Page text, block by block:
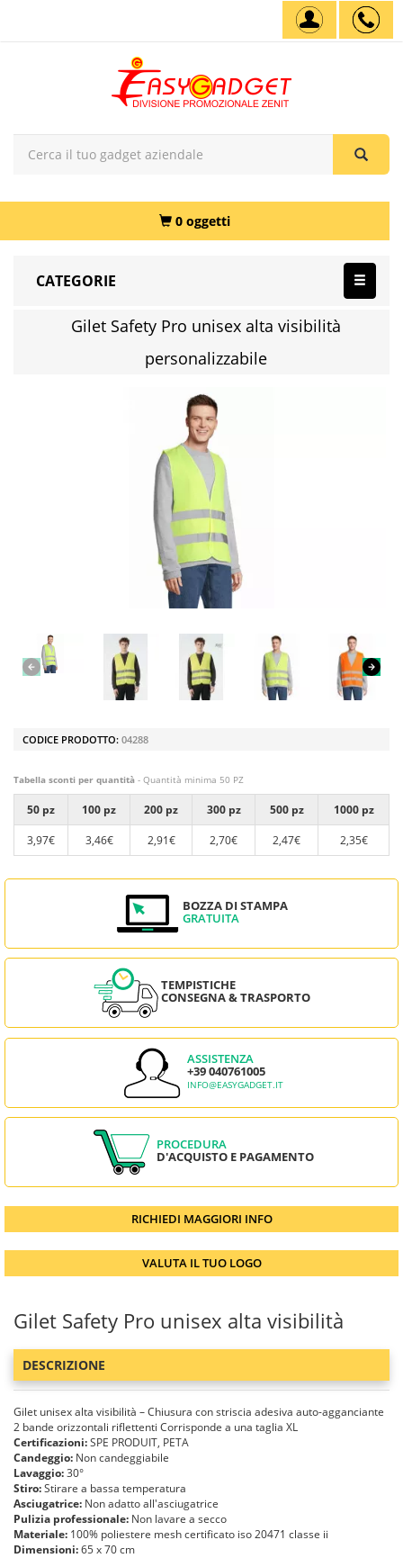
0 oggetti
CATEGORIE
Gilet Safety Pro unisex alta visibilità
personalizzabile
CODICE PRODOTTO: 04288
Tabella sconti per quantità - Quantità minima 50 PZ
50 pz 100 pz 200 pz 300 pz 500 pz
1000 pz
3,97€
3,46€ 2,91€ 2,70€ 2,47€ 2,35€
BOZZA DI STAMPA
GRATUITA
TEMPISTICHE
CONSEGNA & TRASPORTO
ASSISTENZA
+39 040761005
INFO@EASYGADGET.IT
PROCEDURA
D'ACQUISTO E PAGAMENTO
RICHIEDI MAGGIORI INFO
VALUTA IL TUO LOGO
Gilet Safety Pro unisex alta visibilità
DESCRIZIONE
Gilet unisex alta visibilità – Chiusura con striscia adesiva auto-agganciante
2 bande orizzontali riflettenti Corrisponde a una taglia XL
Certificazioni:SPE PRODUIT, PETA
Candeggio: Non candeggiabile
Lavaggio:30°
Stiro:Stirare a bassa temperatura
Asciugatrice: Non adatto all'asciugatrice
Pulizia professionale: Non lavare a secco
Materiale: 100% poliestere mesh certificato iso 20471 classe ii
Dimensioni:65 x 70 cm